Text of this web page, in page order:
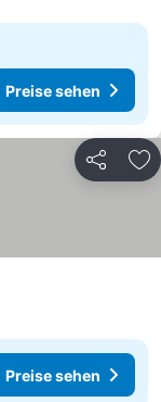
Preise sehen
Teilen
Preise sehen